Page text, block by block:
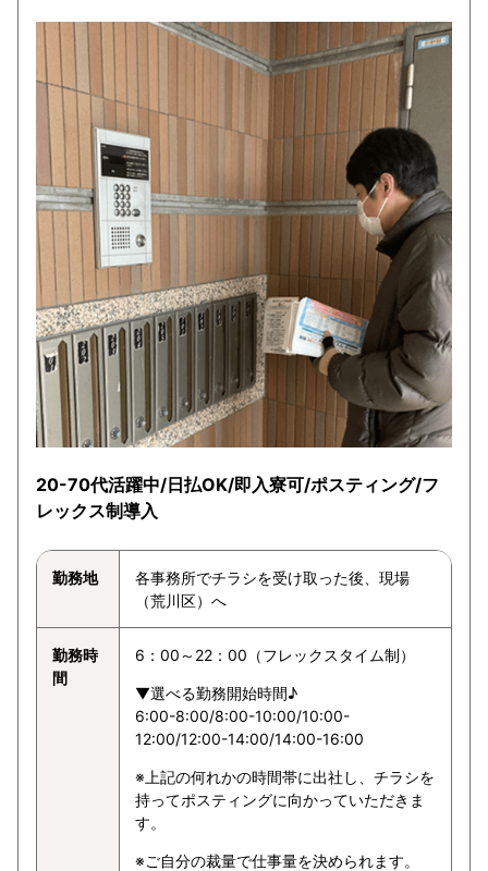
20-70代活躍中/日払OK/即入寮可/ポスティング/フ
レックス制導入
勤務地
各事務所でチラシを受け取った後、現場
（荒川区）へ
勤務時
間
6：00～22：00（フレックスタイム制）
▼選べる勤務開始時間♪
6:00-8:00/8:00-10:00/10:00-
12:00/12:00-14:00/14:00-16:00
※上記の何れかの時間帯に出社し、チラシを
持ってポスティングに向かっていただきま
す。
※ご自分の裁量で仕事量を決められます。